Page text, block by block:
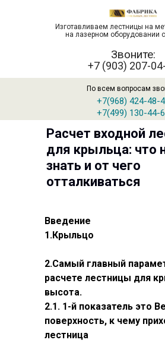
+7 (903) 207-
Звоните:
Изготавливаем лестницы на
на лазерном оборудовании
По всем вопросам
Расчет входной
для крыльца: что
знать и от чего
отталкиваться
Введение
1.Крыльцо
2.Самый главный
расчете лестницы для
высота.
2.1. 1-й показатель это
поверхность, к чему
лестница
+7(968) 424-48-
+7(499) 130-44-
Сейчас сотрудники
время мы сами Вам
в
Жду звонка!
Нажимая на кнопку " Жду звонка!", я
согласие на обработку
принимаю условия соглашения